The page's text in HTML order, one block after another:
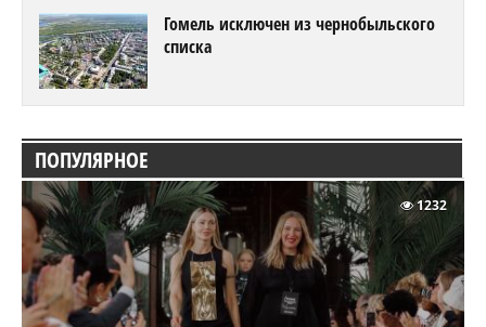
Гомель исключен из чернобыльского
списка
ПОПУЛЯРНОЕ
1232